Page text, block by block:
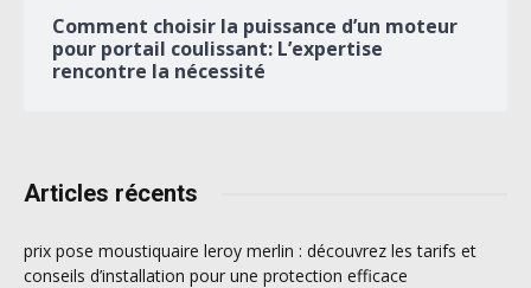
Comment choisir la puissance d’un moteur
pour portail coulissant: L’expertise
rencontre la nécessité
Articles récents
prix pose moustiquaire leroy merlin : découvrez les tarifs et
conseils d’installation pour une protection efficace